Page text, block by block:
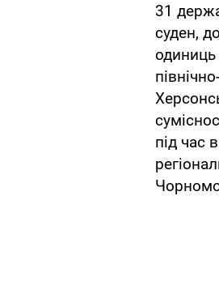
31
суден,
одиниць
під час